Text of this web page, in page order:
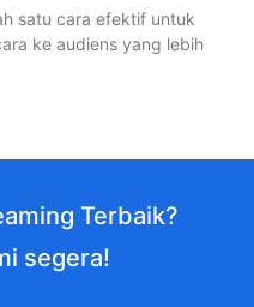
satu cara efektif untuk
ke audiens yang lebih
Terbaik?
segera!